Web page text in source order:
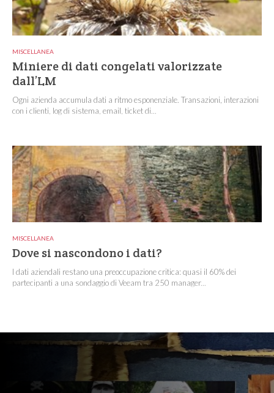
MISCELLANEA
Miniere di dati congelati valorizzate
dall’LM
Ogni azienda accumula dati a ritmo esponenziale. Transazioni, interazioni
con i clienti, log di sistema, email, ticket di...
MISCELLANEA
Dove si nascondono i dati?
I dati aziendali restano una preoccupazione critica: quasi il 60% dei
partecipanti a una sondaggio di Veeam tra 250 manager...